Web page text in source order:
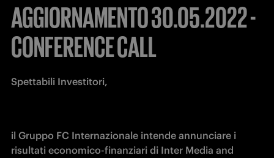
AGGIORNAMENTO 30.05.2022 -
CONFERENCE CALL
Spettabili Investitori,
il Gruppo FC Internazionale intende annunciare i
risultati economico-finanziari di Inter Media and